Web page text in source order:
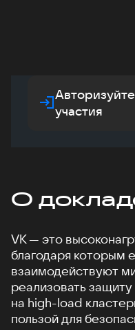
участия
О
VK — это
благодаря которым
взаимодействуют
реализовать
на high-load
пользой для